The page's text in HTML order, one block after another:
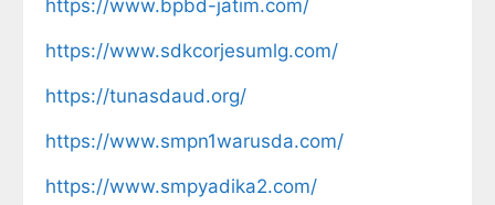
https://www.bpbd-jatim.com/
https://www.sdkcorjesumlg.com/
https://tunasdaud.org/
https://www.smpn1warusda.com/
https://www.smpyadika2.com/